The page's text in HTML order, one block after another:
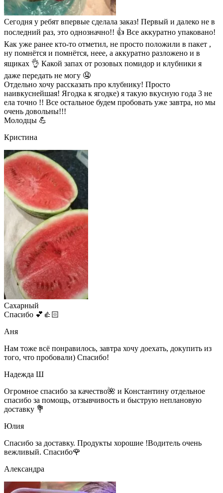
Сегодня у ребят впервые сделала заказ! Первый и далеко не в
последний раз, это однозначно!! 👍 Все аккуратно упаковано!
Как уже ранее кто-то отметил, не просто положили в пакет ,
ну помнётся и помнётся, неее, а аккуратно разложено и в
ящиках 👌 Какой запах от розовых помидор и клубники я
даже передать не могу 🤤
Отдельно хочу рассказать про клубнику! Просто
наивкуснейшая! Ягодка к ягодке) я такую вкусную года 3 не
ела точно !! Все остальное будем пробовать уже завтра, но мы
очень довольны!!!
Молодцы 💪
Кристина
Сахарный
Спасибо 💕👍🏻
Аня
Нам тоже всё понравилось, завтра хочу доехать, докупить из
того, что пробовали) Спасибо!
Надежда Ш
Огромное спасибо за качество🌺 и Константину отдельное
спасибо за помощь, отзывчивость и быструю неплановую
доставку 💐
Юлия
Спасибо за доставку. Продукты хорошие !Водитель очень
вежливый. Спасибо🌹
Александра